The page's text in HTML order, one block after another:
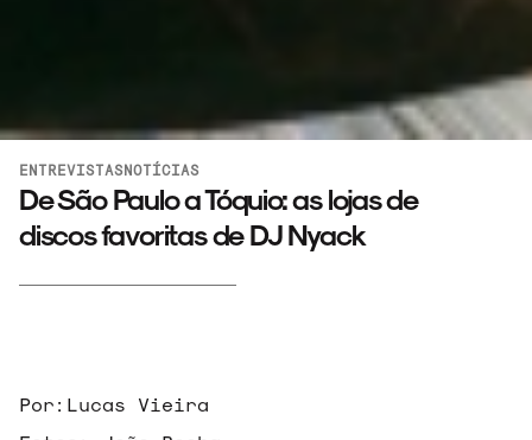
ENTREVISTASNOTÍCIAS
De São Paulo a Tóquio: as lojas de
discos favoritas de DJ Nyack
Por: Lucas Vieira